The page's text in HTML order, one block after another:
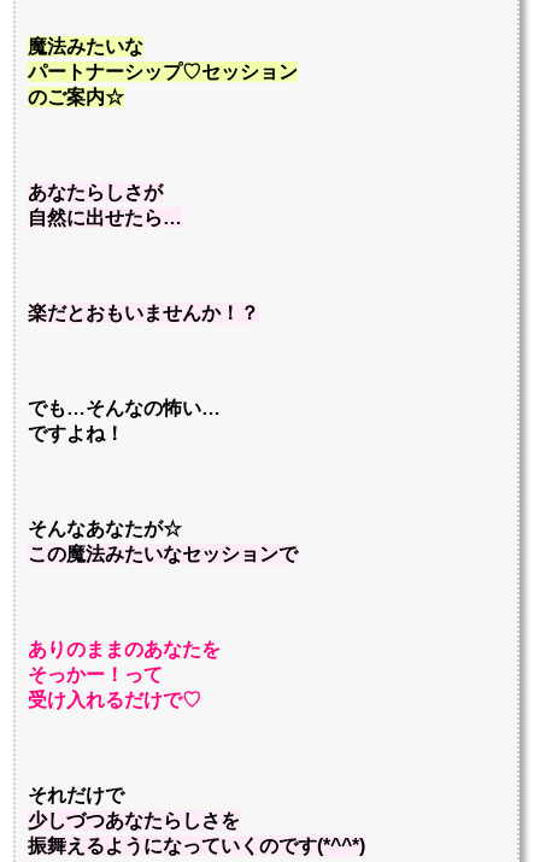
魔法みたいな
パートナーシップ♡セッション
のご案内☆
あなたらしさが
自然に出せたら…
楽だとおもいませんか！？
でも…そんなの怖い…
ですよね！
そんなあなたが☆
この魔法みたいなセッションで
ありのままのあなたを
そっかー！って
受け入れるだけで♡
それだけで
少しづつあなたらしさを
振舞えるようになっていくのです(*^^*)